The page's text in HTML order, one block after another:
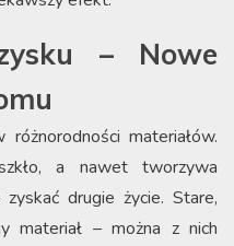
– Nowe
materiałów.
a nawet tworzywa
drugie życie. Stare,
materiał – można z nich